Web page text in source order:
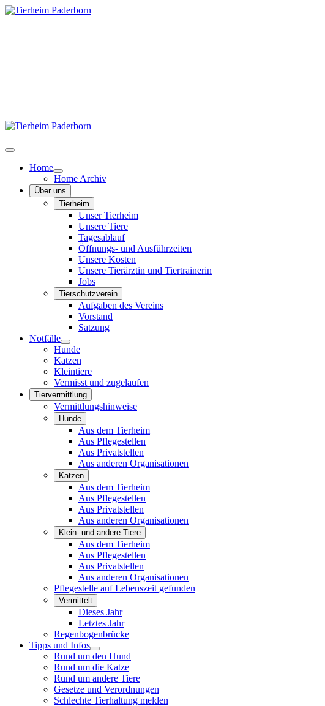
Home
Home Archiv
Über uns
Tierheim
Unser Tierheim
Unsere Tiere
Tagesablauf
Öffnungs- und Ausführzeiten
Unsere Kosten
Unsere Tierärztin und Tiertrainerin
Jobs
Tierschutzverein
Aufgaben des Vereins
Vorstand
Satzung
Notfälle
Hunde
Katzen
Kleintiere
Vermisst und zugelaufen
Tiervermittlung
Vermittlungshinweise
Hunde
Aus dem Tierheim
Aus Pflegestellen
Aus Privatstellen
Aus anderen Organisationen
Katzen
Aus dem Tierheim
Aus Pflegestellen
Aus Privatstellen
Aus anderen Organisationen
Klein- und andere Tiere
Aus dem Tierheim
Aus Pflegestellen
Aus Privatstellen
Aus anderen Organisationen
Pflegestelle auf Lebenszeit gefunden
Vermittelt
Dieses Jahr
Letztes Jahr
Regenbogenbrücke
Tipps und Infos
Rund um den Hund
Rund um die Katze
Rund um andere Tiere
Gesetze und Verordnungen
Schlechte Tierhaltung melden